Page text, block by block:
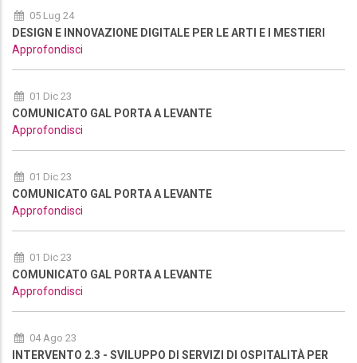
05 Lug 24
DESIGN E INNOVAZIONE DIGITALE PER LE ARTI E I MESTIERI
Approfondisci
01 Dic 23
COMUNICATO GAL PORTA A LEVANTE
Approfondisci
01 Dic 23
COMUNICATO GAL PORTA A LEVANTE
Approfondisci
01 Dic 23
COMUNICATO GAL PORTA A LEVANTE
Approfondisci
04 Ago 23
INTERVENTO 2.3 - SVILUPPO DI SERVIZI DI OSPITALITÀ PER